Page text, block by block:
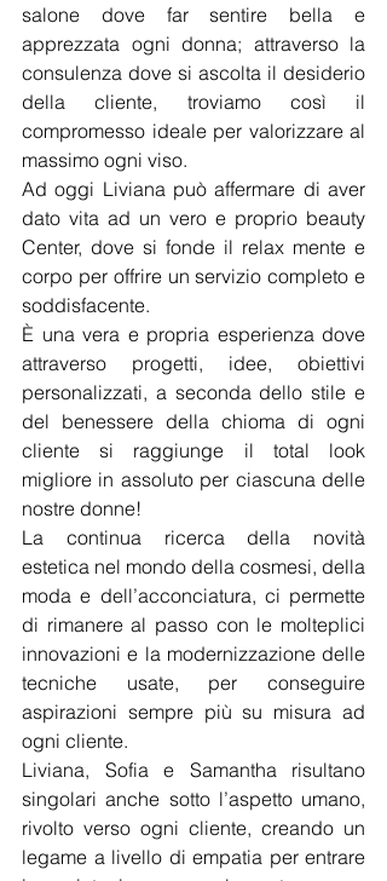
salone dove far sentire bella e
apprezzata ogni donna; attraverso la
consulenza dove si ascolta il desiderio
della cliente, troviamo così il
compromesso ideale per valorizzare al
massimo ogni viso.
Ad oggi Liviana può affermare di aver
dato vita ad un vero e proprio beauty
Center, dove si fonde il relax mente e
corpo per offrire un servizio completo e
soddisfacente.
È una vera e propria esperienza dove
attraverso progetti, idee, obiettivi
personalizzati, a seconda dello stile e
del benessere della chioma di ogni
cliente si raggiunge il total look
migliore in assoluto per ciascuna delle
nostre donne!
La continua ricerca della novità
estetica nel mondo della cosmesi, della
moda e dell’acconciatura, ci permette
di rimanere al passo con le molteplici
innovazioni e la modernizzazione delle
tecniche usate, per conseguire
aspirazioni sempre più su misura ad
ogni cliente.
Liviana, Sofia e Samantha risultano
singolari anche sotto l’aspetto umano,
rivolto verso ogni cliente, creando un
legame a livello di empatia per entrare